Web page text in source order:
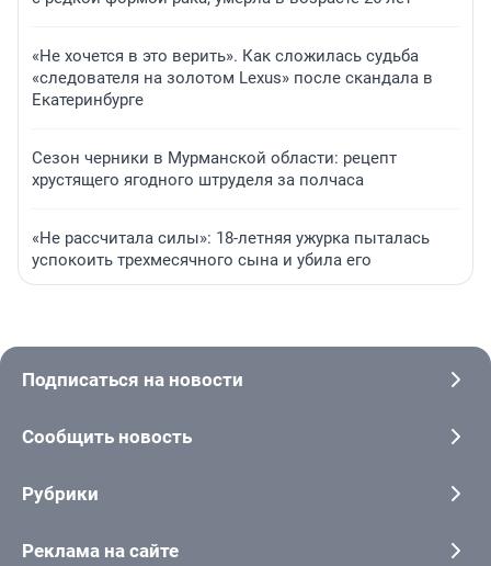
«Не хочется в это верить». Как сложилась судьба
«следователя на золотом Lexus» после скандала в
Екатеринбурге
Сезон черники в Мурманской области: рецепт
хрустящего ягодного штруделя за полчаса
«Не рассчитала силы»: 18-летняя ужурка пыталась
успокоить трехмесячного сына и убила его
Подписаться на новости
Сообщить новость
Рубрики
Реклама на сайте